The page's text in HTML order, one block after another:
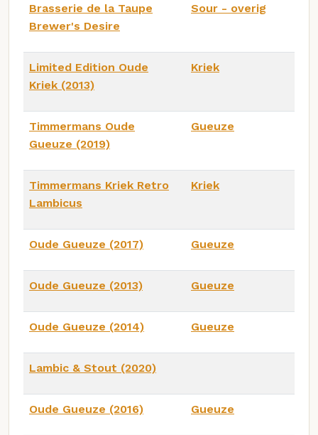
Brasserie de la Taupe
Brewer's Desire
Sour - overig
Limited Edition Oude
Kriek (2013)
Kriek
Timmermans Oude
Gueuze (2019)
Gueuze
Timmermans Kriek Retro
Lambicus
Kriek
Oude Gueuze (2017) Gueuze
Oude Gueuze (2013) Gueuze
Oude Gueuze (2014) Gueuze
Lambic & Stout (2020)
Oude Gueuze (2016) Gueuze